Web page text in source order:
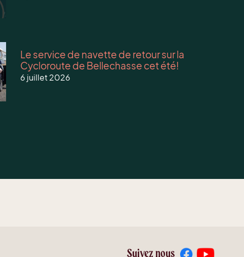
Le service de navette de retour sur la
Cycloroute de Bellechasse cet été!
6 juillet 2026
Suivez nous